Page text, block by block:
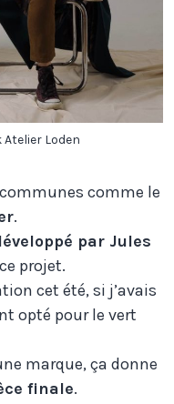
Loden
comme le
.
par Jules
projet.
cet été, si j’avais
opté pour le vert
marque, ça donne
finale.